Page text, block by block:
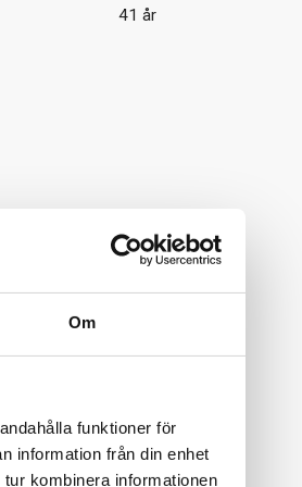
Om
funktioner för
information från din enhet
kombinera informationen
41 år